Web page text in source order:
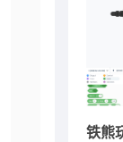
铁熊